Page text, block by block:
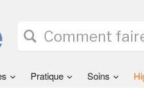
Pratique Soins